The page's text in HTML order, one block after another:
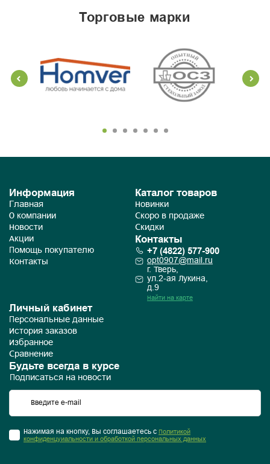
торговые марки
Информация
Главная
О компании
Новости
Акции
Помощь покупателю
Контакты
Каталог товаров
Новинки
Скоро в продаже
Скидки
Контакты
+7 (4822) 577-900
opt0907@mail.ru
г. Тверь,
ул.2-ая Лукина,
д.9
Найти на карте
Личный кабинет
Персональные данные
История заказов
Избранное
Сравнение
Будьте всегда в курсе
Подписаться на новости
Нажимая на кнопку, Вы соглашаетесь с Политикой
конфиденцуиальности и обработкой персональных данных